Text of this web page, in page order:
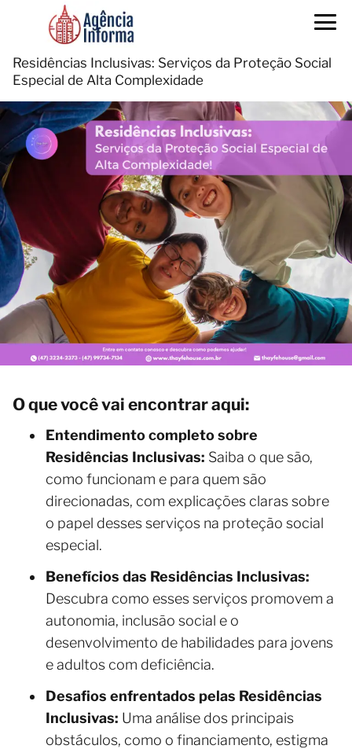
Residências Inclusivas: Serviços da Proteção Social
Especial de Alta Complexidade
O que você vai encontrar aqui:
Entendimento completo sobre
Residências Inclusivas: Saiba o que são,
como funcionam e para quem são
direcionadas, com explicações claras sobre
o papel desses serviços na proteção social
especial.
Benefícios das Residências Inclusivas:
Descubra como esses serviços promovem a
autonomia, inclusão social e o
desenvolvimento de habilidades para jovens
e adultos com deficiência.
Desafios enfrentados pelas Residências
Inclusivas: Uma análise dos principais
obstáculos, como o financiamento, estigma